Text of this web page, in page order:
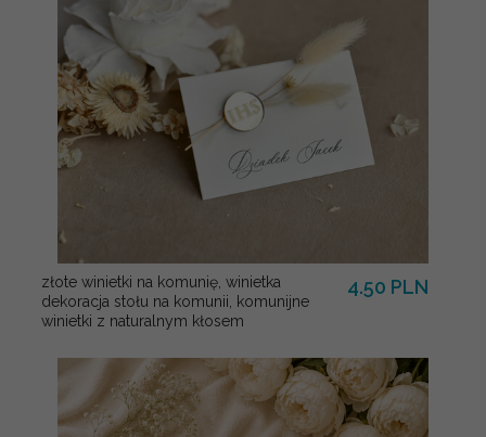
złote winietki na komunię, winietka
dekoracja stołu na komunii, komunijne
winietki z naturalnym kłosem
4.50 PLN